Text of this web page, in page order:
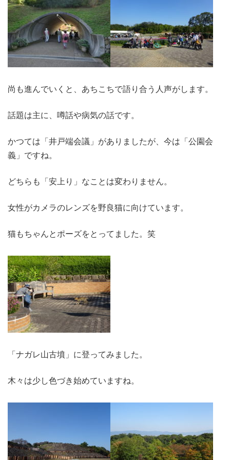
尚も進んでいくと、あちこちで語り合う人声がします。
話題は主に、噂話や病気の話です。
かつては「井戸端会議」がありましたが、今は「公園会
義」ですね。
どちらも「安上り」なことは変わりません。
女性がカメラのレンズを野良猫に向けています。
猫もちゃんとポーズをとってました。笑
「ナガレ山古墳」に登ってみました。
木々は少し色づき始めていますね。